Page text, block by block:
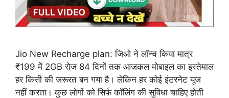
Jio New Recharge plan: जिओ ने लॉन्च किया मात्र
₹199 में 2GB रोज 84 दिनों तक आजकल मोबाइल का इस्तेमाल
हर किसी की जरूरत बन गया है। लेकिन हर कोई इंटरनेट यूज
नहीं करता। कुछ लोगों को सिर्फ कॉलिंग की सुविधा चाहिए होती